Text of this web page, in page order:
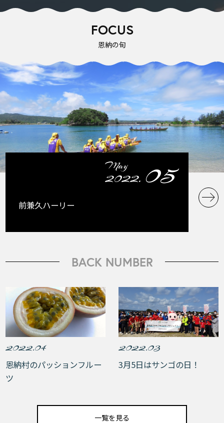
FOCUS
恩納の旬
May
2022. 05
前兼久ハーリー
BACK NUMBER
2022.04
恩納村のパッションフルー
ツ
2022.03
3月5日はサンゴの日！
一覧を見る